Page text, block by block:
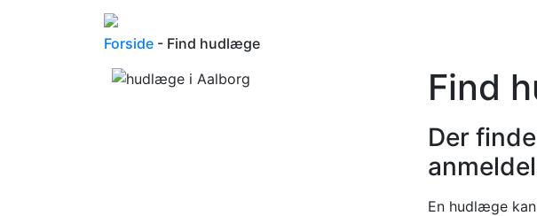
Forside - Find hudlæge
Find
Der
En hudlæge